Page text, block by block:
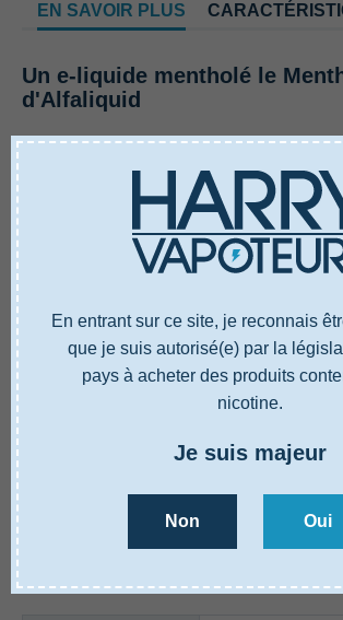
En entrant sur ce site, je reconnais
que je suis autorisé(e) par la
pays à acheter des produits
nicotine.
Je suis majeur
Non Oui
EN SAVOIR PLUS
Un e-liquide mentholé le
d'Alfaliquid
Fraîche et tonique, la menthe
laquelle on aspire le plus souvent en
après-dîner. L’e-liquide Menthe
apporte toute la fraîcheur et le petit coup
en après repas, avant une reprise
Haleine légère et esprit clair, après
flamme!